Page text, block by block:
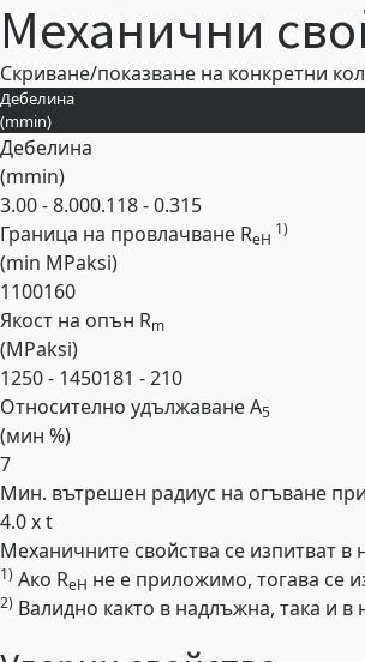
Механични
Скриване/показване на конкретни
Дебелина
(mmin)
Дебелина
(mmin)
3.00 - 8.000.118 - 0.315
Граница на провлачване ReH
1)
(min MPaksi)
1100160
Якост на опън Rm
(MPaksi)
1250 - 1450181 - 210
Относително удължаване A5
(мин %)
7
Мин. вътрешен радиус на огъване
4.0 x t
Expand
Механичните свойства се изпитват в
1) Ако ReH не е приложимо, тогава се
2) Валидно както в надлъжна, така и в